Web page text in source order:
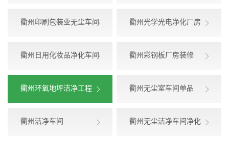
衢州印刷包装业无尘车间 衢州光学光电净化厂房
衢州日用化妆品净化车间 衢州彩钢板厂房装修
衢州环氧地坪洁净工程 衢州无尘室车间单品
衢州洁净车间 衢州无尘洁净车间净化